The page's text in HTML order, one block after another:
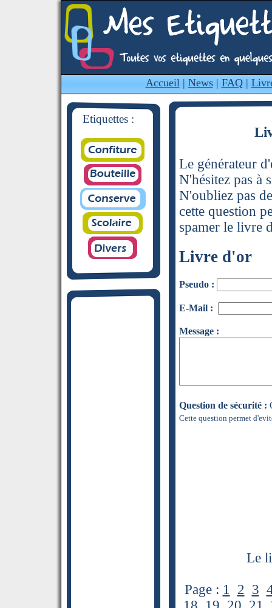
Accueil| News| FAQ|
Etiquettes :
Le générateur
N'hésitez pas à
N'oubliez pas
cette question
spamer le livre
Livre d'or
Pseudo :
E-Mail :
Message :
Question de sécurité :
Cette question permet
Le
Page : 1 2 3